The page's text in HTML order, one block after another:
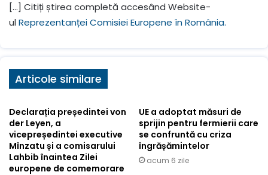
[…] Citiți știrea completă accesând Website-
ulReprezentanței Comisiei Europene în România.
Articole similare
Declarația președintei von
der Leyen, a
vicepreședintei executive
Mînzatu și a comisarului
Lahbib înaintea Zilei
europene de comemorare
UE a adoptat măsuri de
sprijin pentru fermierii care
se confruntă cu criza
îngrășămintelor
acum 6 zile